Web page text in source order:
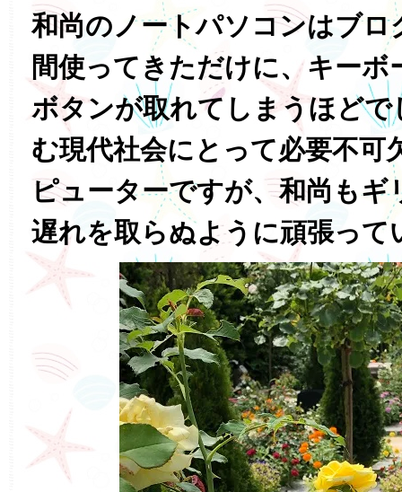
和尚のノートパソコンはブロ
間使ってきただけに、キーボ
ボタンが取れてしまうほどで
む現代社会にとって必要不可
ピューターですが、和尚も
遅れを取らぬように頑張って